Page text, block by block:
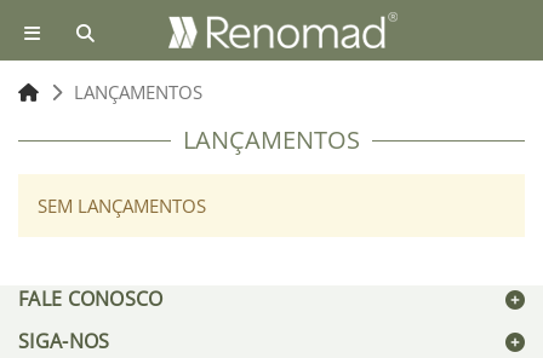
LANÇAMENTOS
LANÇAMENTOS
SEM LANÇAMENTOS
FALE CONOSCO
SIGA-NOS